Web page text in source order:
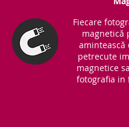
Fiecare
magnetică
amintească
petrecute
magnetice
fotografia in